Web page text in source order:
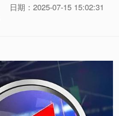
日期：2025-07-15 15:02:31